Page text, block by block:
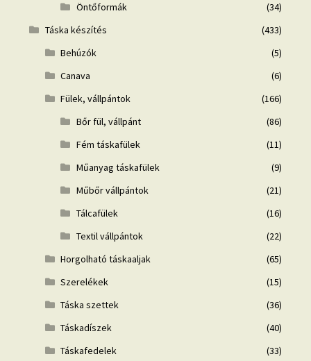
Öntőformák
(34)
Táska készítés
(433)
Behúzók
(5)
Canava
(6)
Fülek, vállpántok
(166)
Bőr fül, vállpánt
(86)
Fém táskafülek
(11)
Műanyag táskafülek
(9)
Műbőr vállpántok
(21)
Tálcafülek
(16)
Textil vállpántok
(22)
Horgolható táskaaljak
(65)
Szerelékek
(15)
Táska szettek
(36)
Táskadíszek
(40)
Táskafedelek
(33)